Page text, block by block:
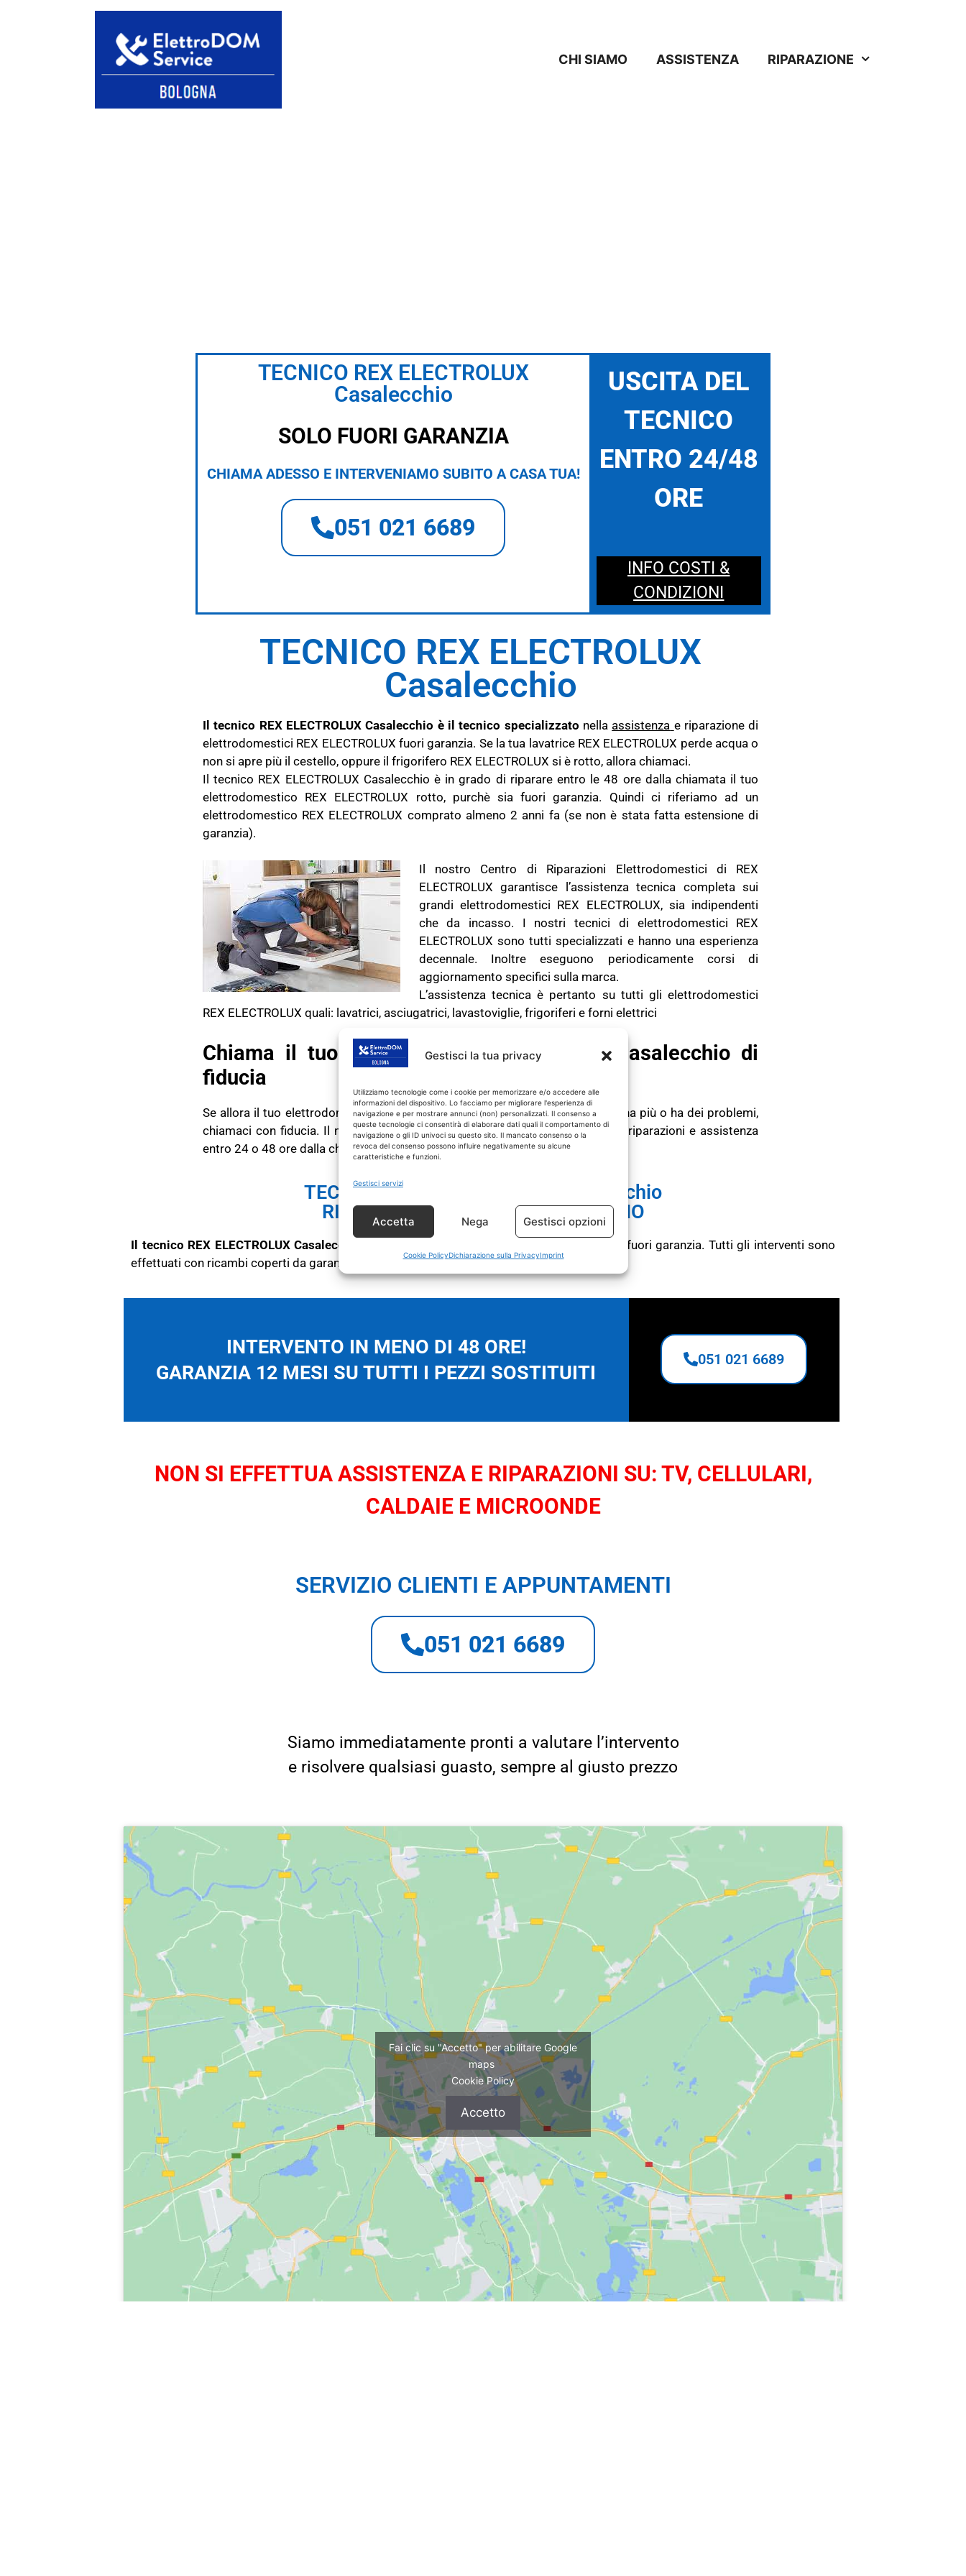
Gestisci la tua privacy
Utilizziamo tecnologie come i cookie per memorizzare e/o accedere alle
informazioni del dispositivo. Lo facciamo per migliorare l'esperienza di
navigazione e per mostrare annunci (non) personalizzati. Il consenso a
queste tecnologie ci consentirà di elaborare dati quali il comportamento di
navigazione o gli ID univoci su questo sito. Il mancato consenso o la
revoca del consenso possono influire negativamente su alcune
caratteristiche e funzioni.
Gestisci servizi
Accetta Nega Gestisci opzioni
Cookie PolicyDichiarazione sulla PrivacyImprint
CHI SIAMO ASSISTENZA RIPARAZIONE
TECNICO REX ELECTROLUX
Casalecchio
SOLO FUORI GARANZIA
CHIAMA ADESSO E INTERVENIAMO SUBITO A CASA TUA!
051 021 6689
USCITA DEL
TECNICO
ENTRO 24/48
ORE
INFO COSTI &
CONDIZIONI
TECNICO REX ELECTROLUX
Casalecchio
Il tecnico REX ELECTROLUX Casalecchio è il tecnico specializzato nella assistenza e riparazione di
elettrodomestici REX ELECTROLUX fuori garanzia. Se la tua lavatrice REX ELECTROLUX perde acqua o
non si apre più il cestello, oppure il frigorifero REX ELECTROLUX si è rotto, allora chiamaci.
Il tecnico REX ELECTROLUX Casalecchio è in grado di riparare entro le 48 ore dalla chiamata il tuo
elettrodomestico REX ELECTROLUX rotto, purchè sia fuori garanzia. Quindi ci riferiamo ad un
elettrodomestico REX ELECTROLUX comprato almeno 2 anni fa (se non è stata fatta estensione di
garanzia).
Il nostro Centro di Riparazioni Elettrodomestici di REX
ELECTROLUX garantisce l’assistenza tecnica completa sui
grandi elettrodomestici REX ELECTROLUX, sia indipendenti
che da incasso. I nostri tecnici di elettrodomestici REX
ELECTROLUX sono tutti specializzati e hanno una esperienza
decennale. Inoltre eseguono periodicamente corsi di
aggiornamento specifici sulla marca.
L’assistenza tecnica è pertanto su tutti gli elettrodomestici
REX ELECTROLUX quali: lavatrici, asciugatrici, lavastoviglie, frigoriferi e forni elettrici
Chiama il tuo tecnico REX ELECTROLUX Casalecchio di
fiducia
Se allora il tuo elettrodomestico REX ELECTROLUX fuori garanzia non funziona più o ha dei problemi,
chiamaci con fiducia. Il nostro tecnico elettrodomestici Casalecchio esegue riparazioni e assistenza
entro 24 o 48 ore dalla chiamata di intervento.
TECNICO REX ELECTROLUX Casalecchio
RICAMBI CON GARANZIA DI 1 ANNO
Il tecnico REX ELECTROLUX Casalecchio su prodotti REX ELECTROLUX fuori garanzia. Tutti gli interventi sono
effettuati con ricambi coperti da garanzia di 1 anno.
INTERVENTO IN MENO DI 48 ORE!
GARANZIA 12 MESI SU TUTTI I PEZZI SOSTITUITI
051 021 6689
NON SI EFFETTUA ASSISTENZA E RIPARAZIONI SU: TV, CELLULARI,
CALDAIE E MICROONDE
SERVIZIO CLIENTI E APPUNTAMENTI
051 021 6689
Siamo immediatamente pronti a valutare l’intervento
e risolvere qualsiasi guasto, sempre al giusto prezzo
Fai clic su "Accetto" per abilitare Google
maps
Cookie Policy
Accetto